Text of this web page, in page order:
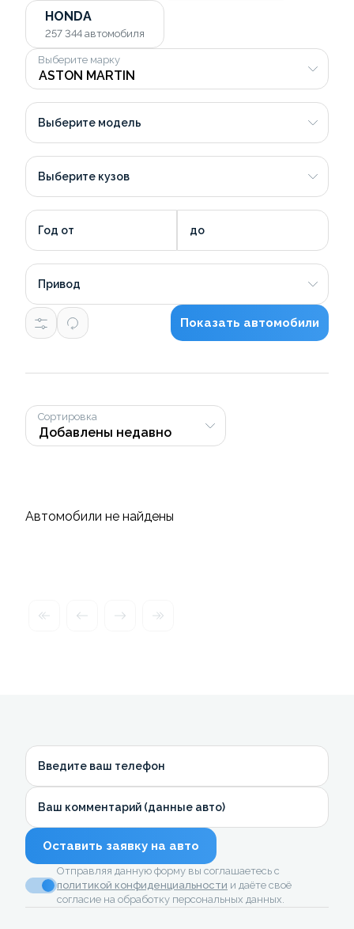
HONDA
257 344 автомобиля
Выберите марку
Выберите модель
Выберите кузов
Год от до
Привод
Показать автомобили
Сортировка
Автомобили не найдены
Введите ваш телефон
Ваш комментарий (данные авто)
Оставить заявку на авто
Отправляя данную форму вы соглашаетесь с
политикой конфиденциальности и даёте своё
согласие на обработку персональных данных.